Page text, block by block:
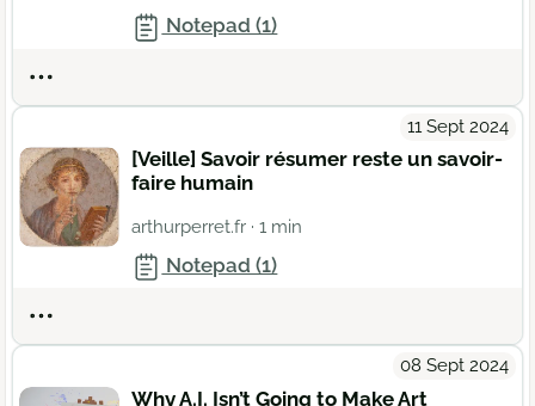
Notepad (1)
11 Sept 2024
[Veille] Savoir résumer reste un savoir-
faire humain
arthurperret.fr · 1 min
Notepad (1)
08 Sept 2024
Why A.I. Isn’t Going to Make Art